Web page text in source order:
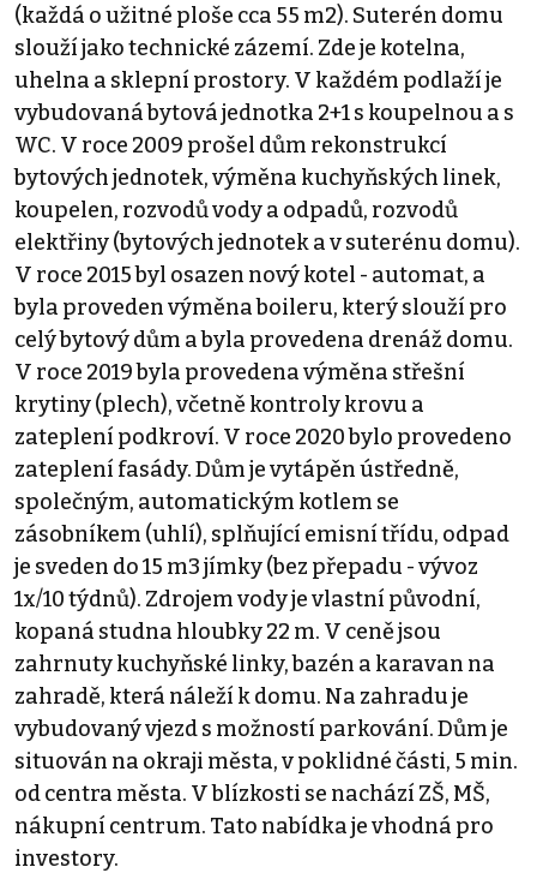
(každá o užitné ploše cca 55 m2). Suterén domu
slouží jako technické zázemí. Zde je kotelna,
uhelna a sklepní prostory. V každém podlaží je
vybudovaná bytová jednotka 2+1 s koupelnou a s
WC. V roce 2009 prošel dům rekonstrukcí
bytových jednotek, výměna kuchyňských linek,
koupelen, rozvodů vody a odpadů, rozvodů
elektřiny (bytových jednotek a v suterénu domu).
V roce 2015 byl osazen nový kotel - automat, a
byla proveden výměna boileru, který slouží pro
celý bytový dům a byla provedena drenáž domu.
V roce 2019 byla provedena výměna střešní
krytiny (plech), včetně kontroly krovu a
zateplení podkroví. V roce 2020 bylo provedeno
zateplení fasády. Dům je vytápěn ústředně,
společným, automatickým kotlem se
zásobníkem (uhlí), splňující emisní třídu, odpad
je sveden do 15 m3 jímky (bez přepadu - vývoz
1x/10 týdnů). Zdrojem vody je vlastní původní,
kopaná studna hloubky 22 m. V ceně jsou
zahrnuty kuchyňské linky, bazén a karavan na
zahradě, která náleží k domu. Na zahradu je
vybudovaný vjezd s možností parkování. Dům je
situován na okraji města, v poklidné části, 5 min.
od centra města. V blízkosti se nachází ZŠ, MŠ,
nákupní centrum. Tato nabídka je vhodná pro
investory.